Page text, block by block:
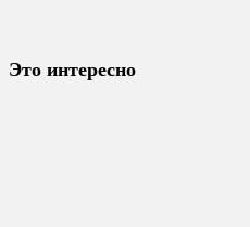
Это интересно